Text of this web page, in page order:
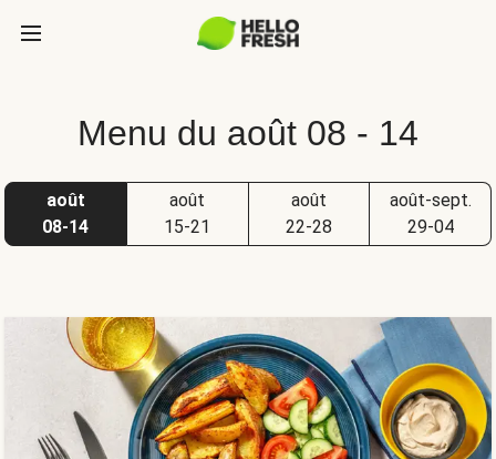
Menu du août 08 - 14
août
08-14
août
15-21
août
22-28
août-sept.
29-04